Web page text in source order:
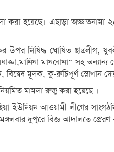
করা হয়েছে। এছাড়া
নিষিদ্ধ ঘোষিত ছাত্রলীগ,
মানবোনা” সহ অন্যান্য
বিদ্বেষ মূলক, কু-রুচিপূর্ণ স্লোগান
মামলা রুজু করা হয়েছে ।
ইউনিয়ন আওয়ামী লীগের
দুপুরে বিজ্ঞ আদালতে প্রেরণ